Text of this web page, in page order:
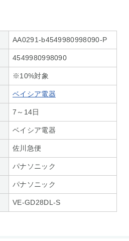
AA0291-b4549980998090-P
4549980998090
※10%対象
ベイシア電器
7～14日
ベイシア電器
佐川急便
パナソニック
パナソニック
VE-GD28DL-S